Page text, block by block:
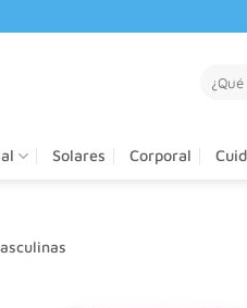
por:
Solares Corporal